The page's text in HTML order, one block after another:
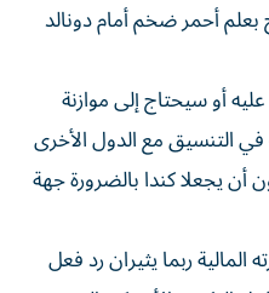
أحمر ضخم أمام دونالد
أو سيحتاج إلى موازنة
التنسيق مع الدول الأخرى
أن يجعلا كندا بالضرورة جهة
ربما يثيران رد فعل